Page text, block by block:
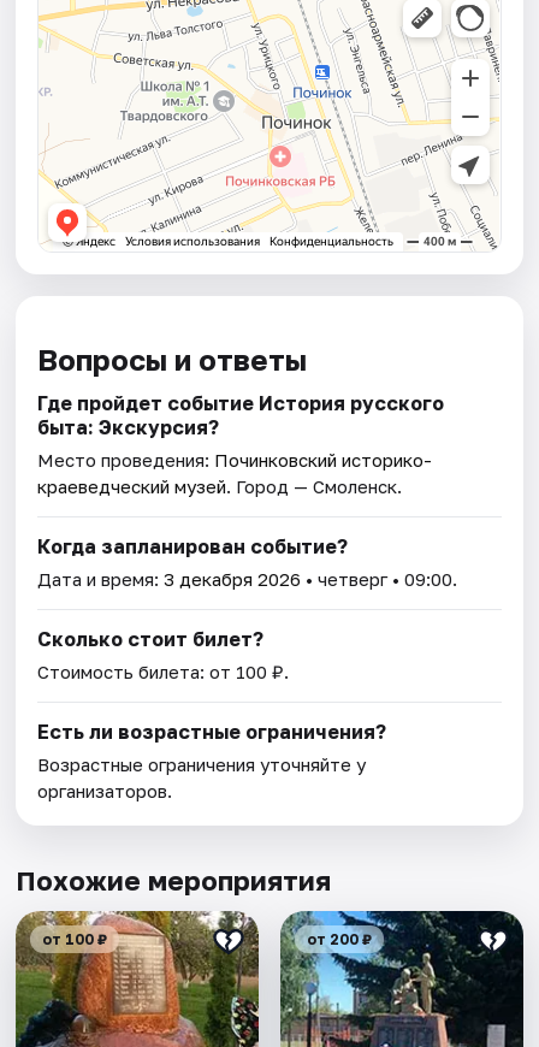
Вопросы и ответы
Где пройдет событие История русского
быта: Экскурсия?
Место проведения: Починковский историко-
краеведческий музей. Город — Смоленск.
Когда запланирован событие?
Дата и время:3 декабря 2026 • четверг • 09:00.
Сколько стоит билет?
Стоимость билета: от 100 ₽.
Есть ли возрастные ограничения?
Возрастные ограничения уточняйте у
организаторов.
Похожие мероприятия
от 100 ₽ от 200 ₽